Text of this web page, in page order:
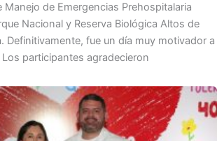
Manejo de Emergencias Prehospitalaria
Nacional y Reserva Biológica Altos de
Definitivamente, fue un día muy motivador a
Los participantes agradecieron